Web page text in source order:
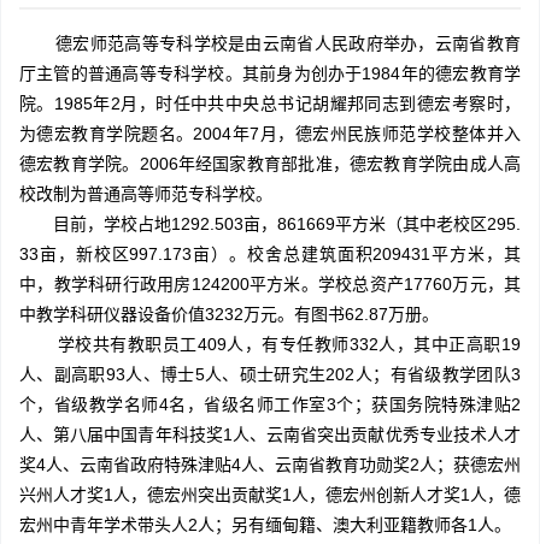
德宏师范高等专科学校是由云南省人民政府举办，云南省教育
厅主管的普通高等专科学校。其前身为创办于1984年的德宏教育学
院。1985年2月，时任中共中央总书记胡耀邦同志到德宏考察时，
为德宏教育学院题名。2004年7月，德宏州民族师范学校整体并入
德宏教育学院。2006年经国家教育部批准，德宏教育学院由成人高
校改制为普通高等师范专科学校。
目前，学校占地1292.503亩，861669平方米（其中老校区295.
33亩，新校区997.173亩）。校舍总建筑面积209431平方米，其
中，教学科研行政用房124200平方米。学校总资产17760万元，其
中教学科研仪器设备价值3232万元。有图书62.87万册。
学校共有教职员工409人，有专任教师332人，其中正高职19
人、副高职93人、博士5人、硕士研究生202人；有省级教学团队3
个，省级教学名师4名，省级名师工作室3个；获国务院特殊津贴2
人、第八届中国青年科技奖1人、云南省突出贡献优秀专业技术人才
奖4人、云南省政府特殊津贴4人、云南省教育功勋奖2人；获德宏州
兴州人才奖1人，德宏州突出贡献奖1人，德宏州创新人才奖1人，德
宏州中青年学术带头人2人；另有缅甸籍、澳大利亚籍教师各1人。